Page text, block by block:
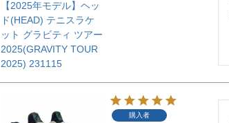
【2025年モデル】ヘッ
ド(HEAD) テニスラケ
ット グラビティ ツアー
2025(GRAVITY TOUR
2025) 231115
購入者